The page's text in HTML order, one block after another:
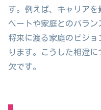
す。例えば、キャリアを
ベートや家庭とのバラン
将来に渡る家庭のビジ
ります。こうした相違
欠です。